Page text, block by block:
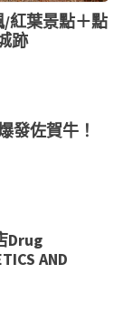
紅葉景點＋點
跡
發佐賀牛！
Drug
AND